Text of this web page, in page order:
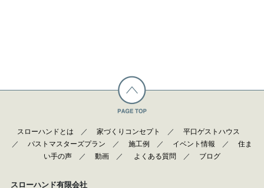
スローハンドとは ／ 家づくりコンセプト ／ 平口ゲストハウス
／ パストマスターズプラン ／ 施工例 ／ イベント情報 ／ 住ま
い手の声 ／ 動画 ／ よくある質問 ／ ブログ
スローハンド有限会社